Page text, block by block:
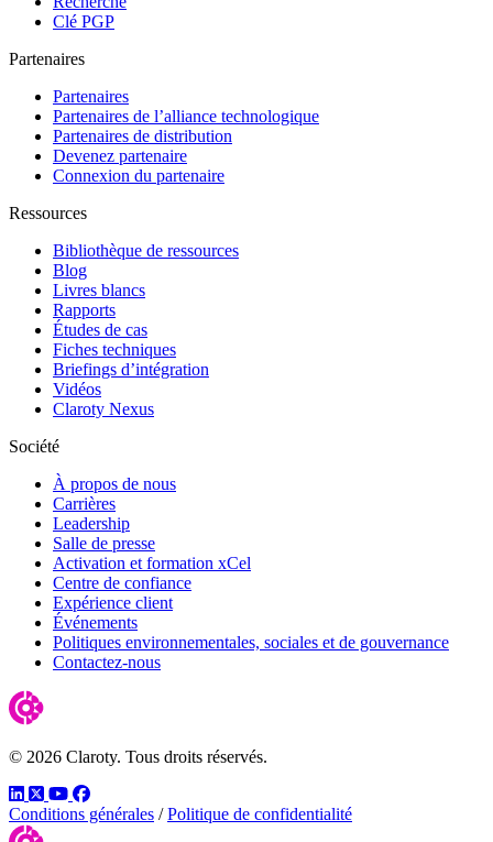
Clé PGP
Partenaires
Partenaires
Partenaires de l’alliance technologique
Partenaires de distribution
Devenez partenaire
Connexion du partenaire
Ressources
Bibliothèque de ressources
Blog
Livres blancs
Rapports
Études de cas
Fiches techniques
Briefings d’intégration
Vidéos
Claroty Nexus
Société
À propos de nous
Carrières
Leadership
Salle de presse
Activation et formation xCel
Centre de confiance
Expérience client
Événements
Politiques environnementales, sociales et de gouvernance
Contactez-nous
© 2026 Claroty. Tous droits réservés.
LinkedIn
TwitterYouTube
Facebook
Conditions générales / Politique de confidentialité